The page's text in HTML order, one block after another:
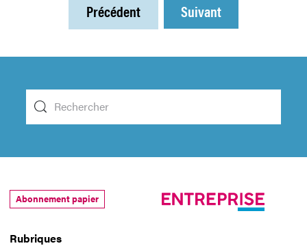
Précédent Suivant
Rubriques
Abonnement papier